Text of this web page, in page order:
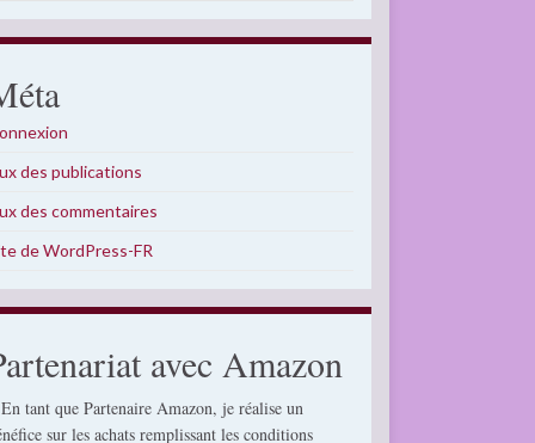
des publications
des commentaires
de WordPress-FR
avec Amazon
tant que Partenaire Amazon, je réalise un
sur les achats remplissant les conditions